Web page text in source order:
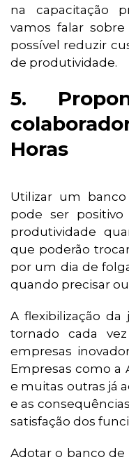
na capacitação
vamos falar sobre
possível reduzir
de produtividade.
5.
Horas
Utilizar um
pode ser
produtividade
que poderão
por um dia de
quando precisar
A flexibilização
tornado cada
empresas
Empresas como a
e muitas outras já
e as
satisfação dos
Adotar o banco de